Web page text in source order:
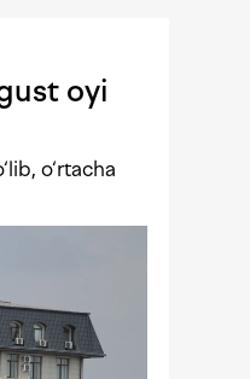
oyi
o‘rtacha